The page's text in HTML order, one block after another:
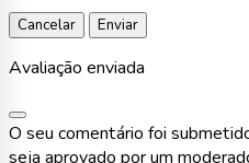
Cancelar Enviar
Avaliação enviada
O seu comentário foi
seja aprovado por um